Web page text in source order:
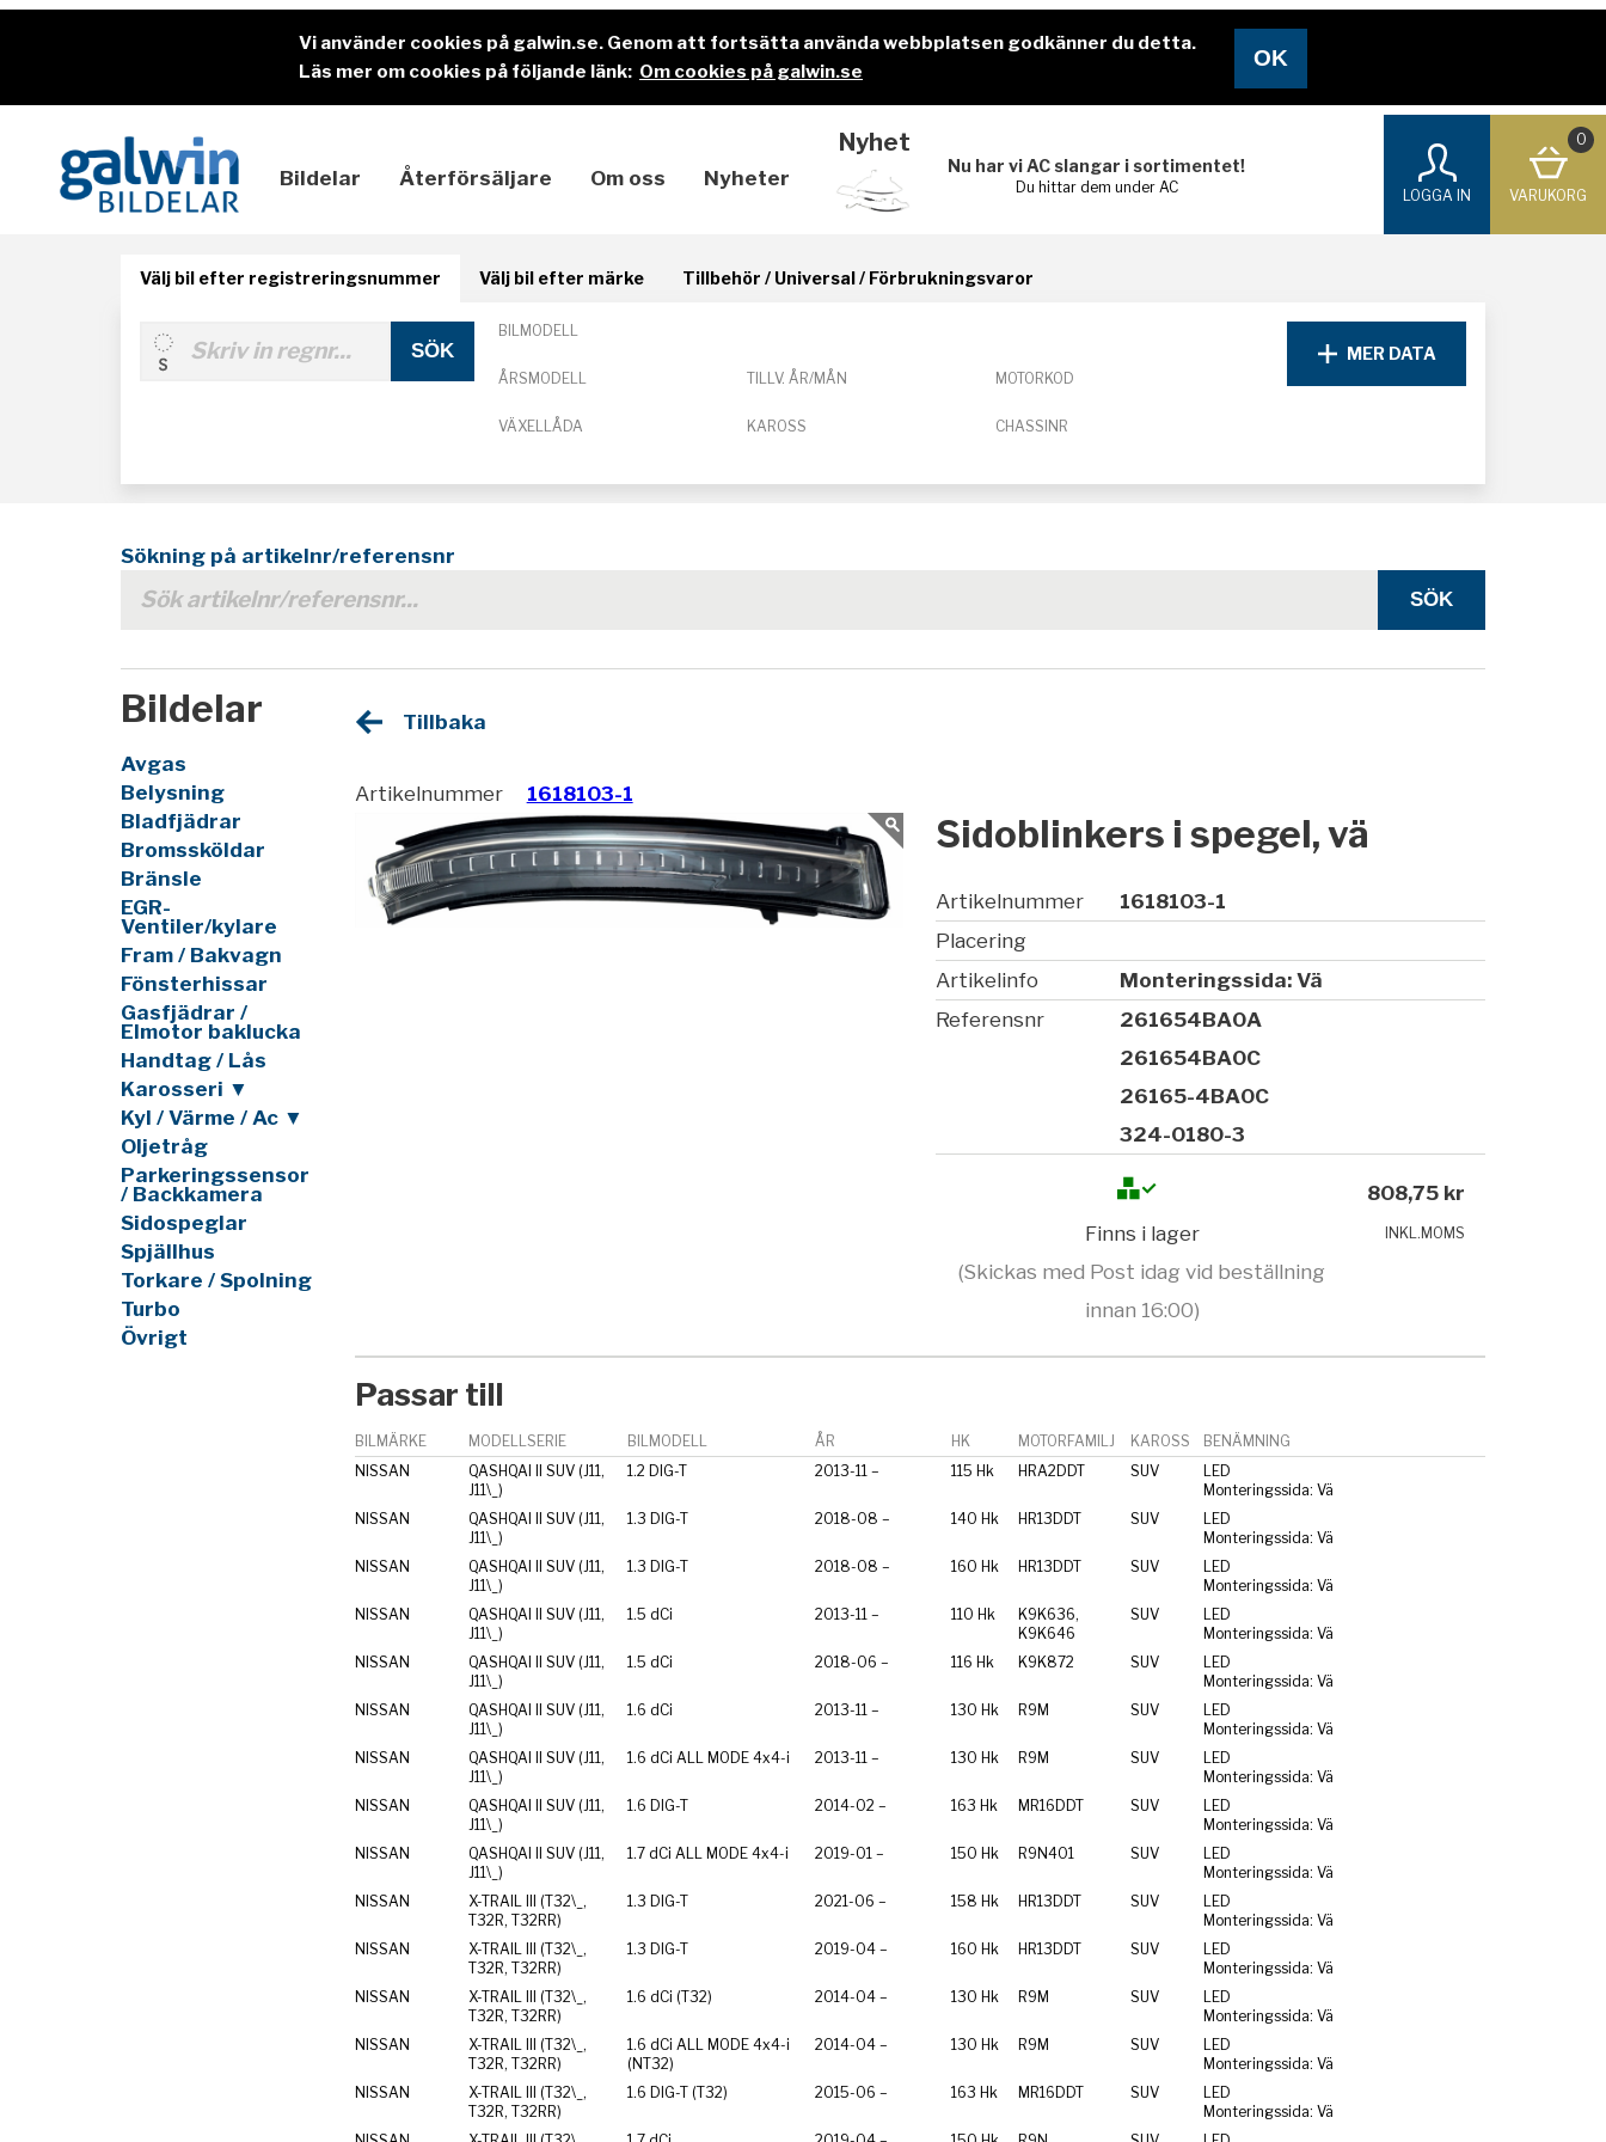
Vi använder cookies på galwin.se. Genom att fortsätta använda webbplatsen godkänner du detta.
Läs mer om cookies på följande länk: Om cookies på galwin.se
Bildelar Återförsäljare Om oss Nyheter
Nyhet
Nu har vi AC slangar i sortimentet!
Du hittar dem under AC
LOGGA IN
0
VARUKORG
Välj bil efter registreringsnummer Välj bil efter märke Tillbehör / Universal / Förbrukningsvaror
BILMODELL
ÅRSMODELL TILLV. ÅR/MÅN MOTORKOD
VÄXELLÅDA KAROSS CHASSINR
MER DATA
Sökning på artikelnr/referensnr
Bildelar
Avgas
Belysning
Bladfjädrar
Bromssköldar
Bränsle
EGR-
Ventiler/kylare
Fram / Bakvagn
Fönsterhissar
Gasfjädrar /
Elmotor baklucka
Handtag / Lås
Karosseri ▼
Kyl / Värme / Ac ▼
Oljetråg
Parkeringssensor
/ Backkamera
Sidospeglar
Spjällhus
Torkare / Spolning
Turbo
Övrigt
Tillbaka
Artikelnummer 1618103-1
Sidoblinkers i spegel, vä
Artikelnummer
1618103-1
Placering
Artikelinfo
Monteringssida: Vä
Referensnr
261654BA0A
261654BA0C
26165-4BA0C
324-0180-3
Finns i lager
(Skickas med Post idag vid beställning
innan 16:00)
808,75 kr
INKL.MOMS
Passar till
BILMÄRKE MODELLSERIE BILMODELL ÅR HK MOTORFAMILJ KAROSS
BENÄMNING
NISSAN
QASHQAI II SUV (J11,
J11\_)
1.2 DIG-T 2013-11 – 115 Hk HRA2DDT SUV
LED
Monteringssida: Vä
NISSAN
QASHQAI II SUV (J11,
J11\_)
1.3 DIG-T 2018-08 – 140 Hk HR13DDT SUV
LED
Monteringssida: Vä
NISSAN
QASHQAI II SUV (J11,
J11\_)
1.3 DIG-T 2018-08 – 160 Hk HR13DDT SUV
LED
Monteringssida: Vä
NISSAN
QASHQAI II SUV (J11,
J11\_)
1.5 dCi 2013-11 – 110 Hk
K9K636,
K9K646
SUV
LED
Monteringssida: Vä
NISSAN
QASHQAI II SUV (J11,
J11\_)
1.5 dCi 2018-06 – 116 Hk K9K872 SUV
LED
Monteringssida: Vä
NISSAN
QASHQAI II SUV (J11,
J11\_)
1.6 dCi 2013-11 – 130 Hk R9M SUV
LED
Monteringssida: Vä
NISSAN
QASHQAI II SUV (J11,
J11\_)
1.6 dCi ALL MODE 4x4-i 2013-11 – 130 Hk R9M SUV
LED
Monteringssida: Vä
NISSAN
QASHQAI II SUV (J11,
J11\_)
1.6 DIG-T 2014-02 – 163 Hk MR16DDT SUV
LED
Monteringssida: Vä
NISSAN
QASHQAI II SUV (J11,
J11\_)
1.7 dCi ALL MODE 4x4-i 2019-01 – 150 Hk R9N401 SUV
LED
Monteringssida: Vä
NISSAN
X-TRAIL III (T32\_,
T32R, T32RR)
1.3 DIG-T 2021-06 – 158 Hk HR13DDT SUV
LED
Monteringssida: Vä
NISSAN
X-TRAIL III (T32\_,
T32R, T32RR)
1.3 DIG-T 2019-04 – 160 Hk HR13DDT SUV
LED
Monteringssida: Vä
NISSAN
X-TRAIL III (T32\_,
T32R, T32RR)
1.6 dCi (T32) 2014-04 – 130 Hk R9M SUV
LED
Monteringssida: Vä
NISSAN
X-TRAIL III (T32\_,
T32R, T32RR)
1.6 dCi ALL MODE 4x4-i
(NT32)
2014-04 – 130 Hk R9M SUV
LED
Monteringssida: Vä
NISSAN
X-TRAIL III (T32\_,
T32R, T32RR)
1.6 DIG-T (T32) 2015-06 – 163 Hk MR16DDT SUV
LED
Monteringssida: Vä